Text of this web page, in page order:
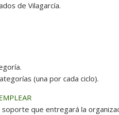
de Vilagarcía.
(una por cada ciclo).
que entregará la